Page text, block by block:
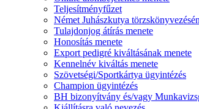
Teljesítményfűzet
Német Juhászkutya
Tulajdonjog átírás menete
Honosítás menete
Export pedigré kiváltásának menete
Kennelnév kiváltás menete
Szövetségi/Sportkártya ügyintézés
Champion ügyintézés
BH bizonyítvány és/vagy